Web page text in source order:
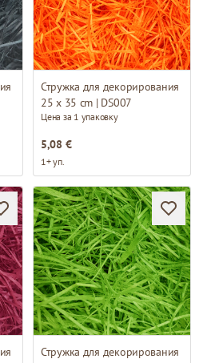
Стружка для декорирования
25 x 35 cm | DS007
Цена за 1 упаковку
5,08 €
1+ уп.
Стружка для декорирования